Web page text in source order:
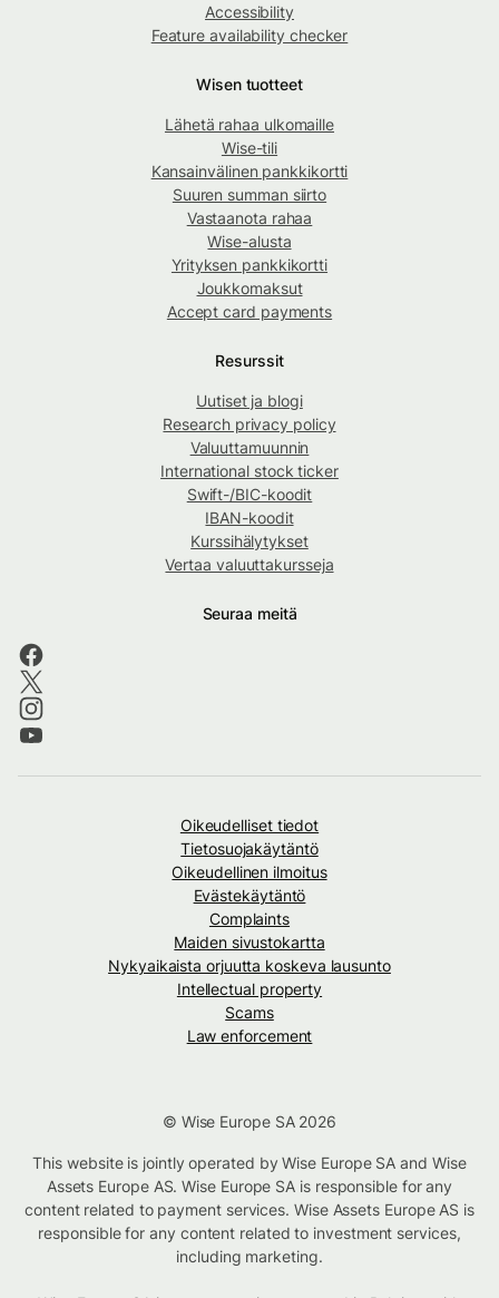
Accessibility
Feature availability checker
Wisen tuotteet
Lähetä rahaa ulkomaille
Wise-tili
Kansainvälinen pankkikortti
Suuren summan siirto
Vastaanota rahaa
Wise-alusta
Yrityksen pankkikortti
Joukkomaksut
Accept card payments
Resurssit
Uutiset ja blogi
Research privacy policy
Valuuttamuunnin
International stock ticker
Swift-/BIC-koodit
IBAN-koodit
Kurssihälytykset
Vertaa valuuttakursseja
Seuraa meitä
Oikeudelliset tiedot
Tietosuojakäytäntö
Oikeudellinen ilmoitus
Evästekäytäntö
Complaints
Maiden sivustokartta
Nykyaikaista orjuutta koskeva lausunto
Intellectual property
Scams
Law enforcement
© Wise Europe SA 2026
This website is jointly operated by Wise Europe SA and Wise
Assets Europe AS. Wise Europe SA is responsible for any
content related to payment services. Wise Assets Europe AS is
responsible for any content related to investment services,
including marketing.